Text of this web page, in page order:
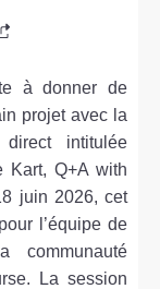
à donner de
projet avec la
direct intitulée
Kart, Q+A with
juin 2026, cet
l’équipe de
communauté
La session